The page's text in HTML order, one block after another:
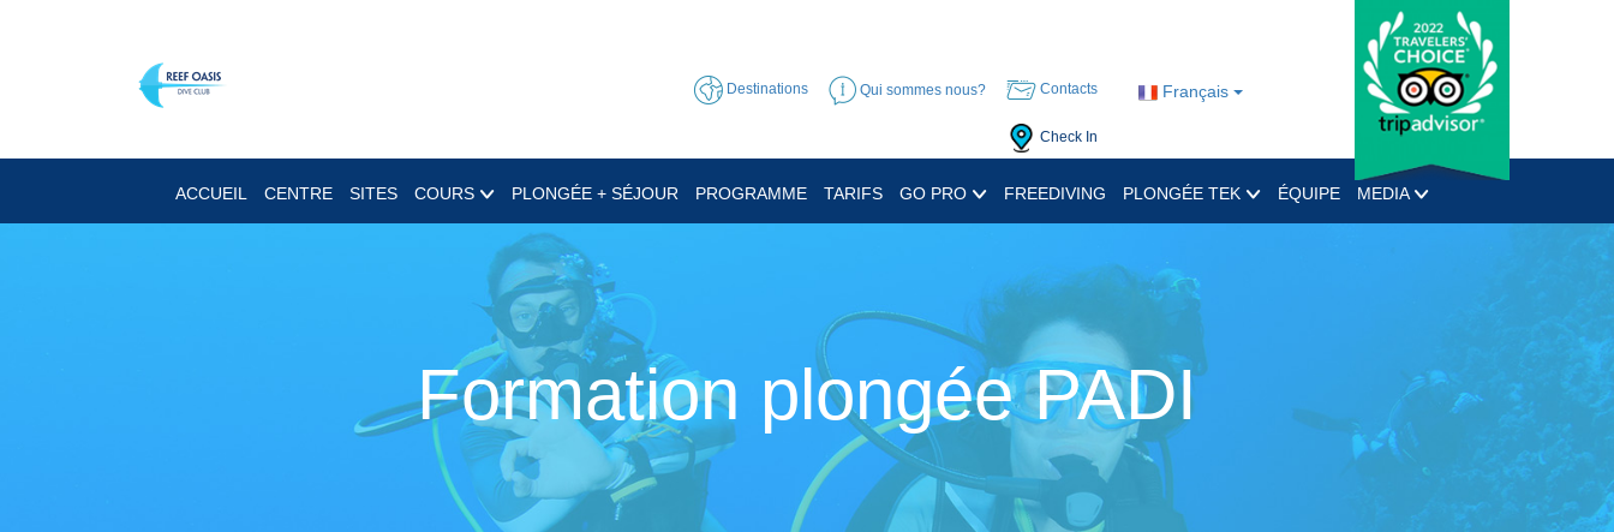
Français
Destinations Qui sommes nous? Contacts
Check In
ACCUEIL CENTRE SITES COURS PLONGÉE + SÉJOUR PROGRAMME TARIFS GO PRO FREEDIVING PLONGÉE TEK ÉQUIPE MEDIA
Formation plongée PADI